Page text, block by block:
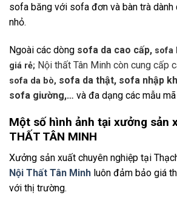
sofa băng với sofa đơn và bàn trà dành
nhỏ.
Ngoài các dòng sofa da cao cấp, sofa
giá rẻ; Nội thất Tân Minh còn cung cấp
sofa da bò, sofa da thật, sofa nhập
sofa giường,… và đa dạng các mẫu
Một số hình ảnh tại xưởng sản
THẤT TÂN MINH
Xưởng sản xuất chuyên nghiệp tại
Nội Thất Tân Minh luôn đảm bảo giá
với thị trường.